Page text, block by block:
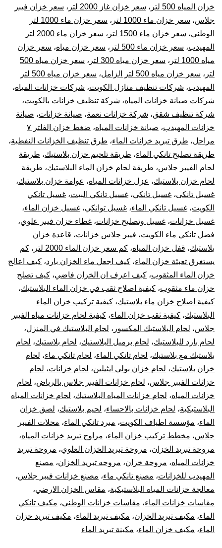
خزان المياه 500 لتر
، سعر خزان غاز 2000 لتر ، سعر خزان فيبر
جلاس، سعر خزان ماء 1000 لتر ،
سعر خزان ماء 1000 لتر
الوطني، سعر خزان ماء 1500 لتر ،
سعر خزان ماء 2000 لتر
المهيدب، سعر خزان ماء 500 لتر ، سعر خزان مياه، سعر خزان
مياه 1000 لتر
، سعر خزان مياه 300 لتر ،
سعر خزان مياه 500
لتر ، سعر خزان مياه 500 لتر الزامل ،
سعر خزان مياه 500 لتر
المهيدب، شركات تنظيف منازل الكويت، شركات خزانات المياه،
شركات صيانة خزانات المياه، شركة تنظيف خزانات بالكويت،
شركة تنظيف شقق، شركة خزانات نعمة، صيانة خزانات، صيانة
خزانات المهيدب، صيانة خزانات المياه،
ضغط خزان الفلتر ٧
مراحل، طرق تبريد خزانات الماء، طرق تنظيف الخزانات النفطية،
طريقة تصليح تانكي الماء، طريقة تلحيم خزان بلاستيك، طريقة
لحام الفيبر جلاس، طريقة لحام خزان الماء البلاستيك، طريقة
لحام خزان بلاستيك، عزل خزانات المياه، عوامة خزان بلاستيك،
غسيل تانكى، غسيل تانكي، غسيل تانكي البيت، غسيل تانكي
الكويت، غسيل تانكي الماء، غسيل توانكي، غسيل خزان الماء،
غسيل خزانات، غسيل وتصليح خزانات، غطاء خزان فيبر علوي،
فضل تانكي ماء الكويت، فيبر جلاس خزانات، قاعدة خزان
بلاستيك، قفل خزان المياه، كم سعر خزان الماء 2000 لتر ، كم
يستغرق تعبئة خزان الماء، كيف اجعل ماء الخزان بارد، كيف اعالج
خزان الماء المثقوب، كيف اعرف ان الخزان فاضي، كيف تصلح
خزان ماء مثقوب، كيفية اصلاح ثقب في خزان الماء البلاستيك،
كيفية اصلاح خزان ماء بلاستيك، كيفية تركيب خزان الماء
البلاستيك، كيفية ثقب خزان الماء، كيفية لحام خزانات مياه الفيبر
جلاس، لحام البلاستيك المكسور ، لحام البلاستيك في المنزل،
لحام بارد للبلاستيك، لحام برميل البلاستيك، لحام بلاستيك، لحام
بلاستيك مع بلاستيك، لحام تانكي الماء، لحام تانكي ماء، لحام
خزان بلاستيك، لحام خزان بولي ايثيلين، لحام خزانات، لحام
خزانات الفيبر جلاس، لحام خزانات الفيبر جلاس بالرياض، لحام
خزانات المياه، لحام خزانات المياه البلاستيك، لحام خزانات المياه
البلاستيكية، لحام خزانات بالاحساء، لحيم بلاستيك، لصق خزان
الماء، مؤسسة اطياف الكويت، مبرد تانكي الماء، محلات الفيبر
جلاس، مخطط تركيب خزان الماء، مراوح تبريد خزانات المياه،
مروحة تبريد الخزان، مروحة تبريد الخزان العلوي، مروحة تبريد
خزانات المياه، مروحة خزان، مروحه تبريد الخزان، مصنع
المهيدب للخزانات، مصنع تانكي ماء، مصنع خزانات فيبر جلاس،
معالجة خزانات المياه البلاستيكية، مقاس الخزان الارضي،
مقاسات خزانات الماء، مقاسات خزانات الوطني، مكيف تانكي
الماء، مكيف تبريد الخزان، مكيف تبريد الماء، مكيف تبريد خزان
الماء، مكيف خزان الماء، مكينة تبريد الماء